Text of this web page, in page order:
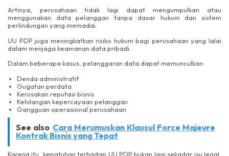
Artinya, perusahaan tidak lagi dapat mengumpulkan atau
menggunakan data pelanggan tanpa dasar hukum dan sistem
perlindungan yang memadai.
UU PDP juga meningkatkan risiko hukum bagi perusahaan yang lalai
dalam menjaga keamanan data pribadi.
Dalam beberapa kasus, pelanggaran data dapat memunculkan:
Denda administratif
Gugatan perdata
Kerusakan reputasi bisnis
Kehilangan kepercayaan pelanggan
Gangguan operasional perusahaan
See also Cara Merumuskan Klausul Force Majeure
Kontrak Bisnis yang Tepat
Karena itu, kepatuhan terhadap UU PDP bukan lagi sekadar isu legal,